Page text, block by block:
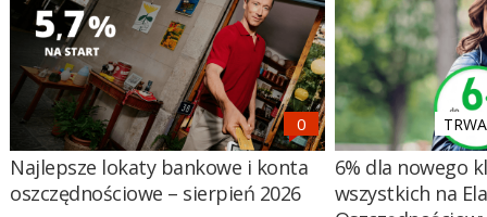
Najlepsze lokaty bankowe i konta
oszczędnościowe – sierpień 2026
6% dla nowego
wszystkich na